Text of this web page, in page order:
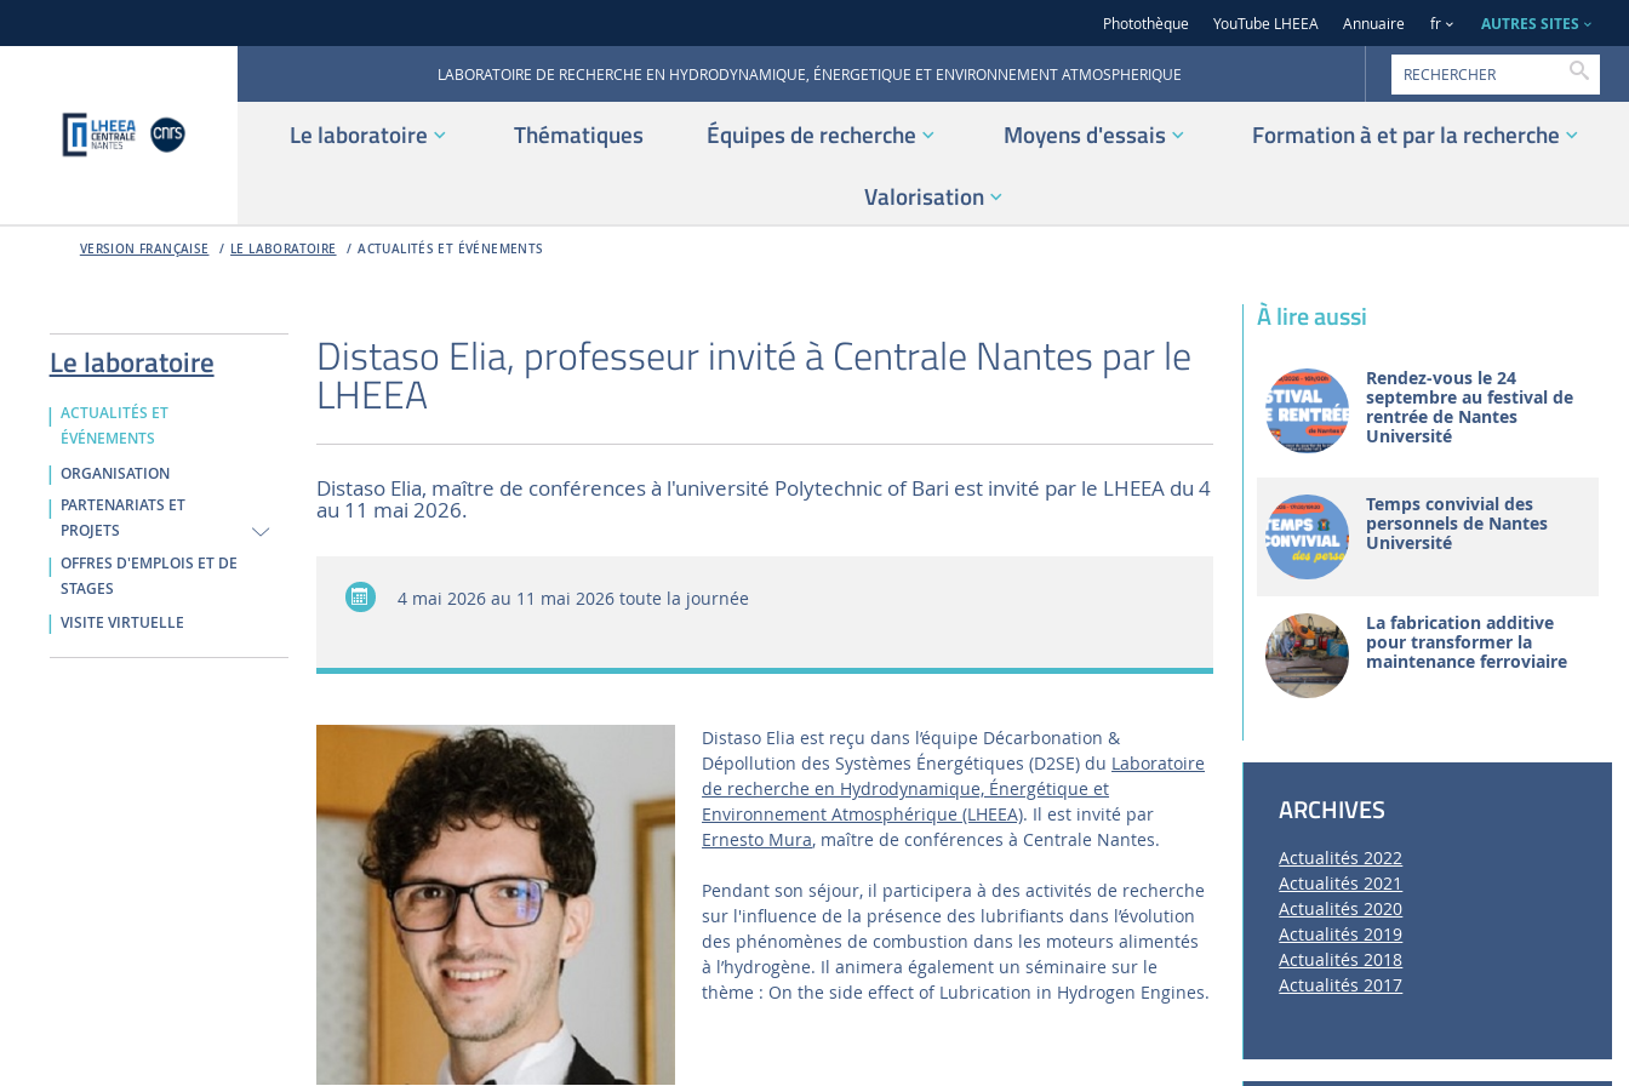
Photothèque YouTube LHEEA Annuaire fr AUTRES SITES
LABORATOIRE DE RECHERCHE EN HYDRODYNAMIQUE, ÉNERGETIQUE ET ENVIRONNEMENT ATMOSPHERIQUE
Le laboratoire Thématiques Équipes de recherche Moyens d'essais
Formation à et par la recherche
Valorisation
VERSION FRANÇAISE LE LABORATOIRE ACTUALITÉS ET ÉVÉNEMENTS
Le laboratoire
ACTUALITÉS ET
ÉVÉNEMENTS
ORGANISATION
PARTENARIATS ET
PROJETS
OFFRES D'EMPLOIS ET DE
STAGES
VISITE VIRTUELLE
Distaso Elia, professeur invité à Centrale Nantes par le
LHEEA
Distaso Elia, maître de conférences à l'université Polytechnic of Bari est invité par le LHEEA du 4
au 11 mai 2026.
4 mai 2026 au 11 mai 2026 toute la journée
Distaso Elia est reçu dans l’équipe Décarbonation &
Dépollution des Systèmes Énergétiques (D2SE) du Laboratoire
de recherche en Hydrodynamique, Énergétique et
Environnement Atmosphérique (LHEEA). Il est invité par
Ernesto Mura, maître de conférences à Centrale Nantes.
Pendant son séjour, il participera à des activités de recherche
sur l'influence de la présence des lubrifiants dans l’évolution
des phénomènes de combustion dans les moteurs alimentés
à l’hydrogène. Il animera également un séminaire sur le
thème : On the side effect of Lubrication in Hydrogen Engines.
À lire aussi
Rendez-vous le 24
septembre au festival de
rentrée de Nantes
Université
Temps convivial des
personnels de Nantes
Université
La fabrication additive
pour transformer la
maintenance ferroviaire
ARCHIVES
Actualités 2022
Actualités 2021
Actualités 2020
Actualités 2019
Actualités 2018
Actualités 2017